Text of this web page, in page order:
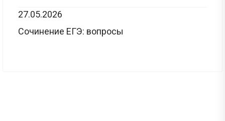
27.05.2026
Сочинение ЕГЭ: вопросы